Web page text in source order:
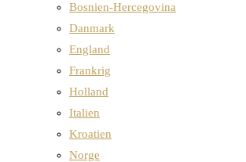
Bosnien-Hercegovina
Danmark
England
Frankrig
Holland
Italien
Kroatien
Norge